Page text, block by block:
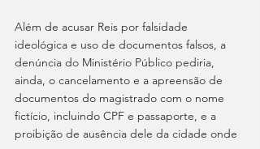
Além de acusar Reis por falsidade
ideológica e uso de documentos falsos, a
denúncia do Ministério Público pediria,
ainda, o cancelamento e a apreensão de
documentos do magistrado com o nome
fictício, incluindo CPF e passaporte, e a
proibição de ausência dele da cidade onde